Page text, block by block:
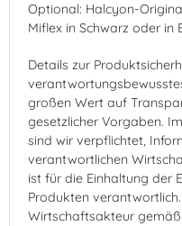
Optional: Halcyon-
Miflex in Schwarz oder in
Details zur
großen Wert auf
gesetzlicher Vorgaben.
sind wir verpflichtet,
verantwortlichen
ist für die Einhaltung der
Produkten
Wirtschaftsakteur